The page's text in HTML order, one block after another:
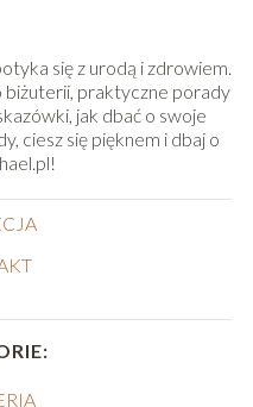
się z urodą i zdrowiem.
biżuterii, praktyczne porady
jak dbać o swoje
ciesz się pięknem i dbaj o